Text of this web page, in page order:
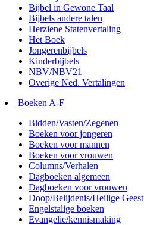
Bijbel in Gewone Taal
Bijbels andere talen
Herziene Statenvertaling
Het Boek
Jongerenbijbels
Kinderbijbels
NBV/NBV21
Overige Ned. Vertalingen
Boeken A-F
Bidden/Vasten/Zegenen
Boeken voor jongeren
Boeken voor mannen
Boeken voor vrouwen
Columns/Verhalen
Dagboeken algemeen
Dagboeken voor vrouwen
Doop/Belijdenis/Heilige Geest
Engelstalige boeken
Evangelie/kennismaking